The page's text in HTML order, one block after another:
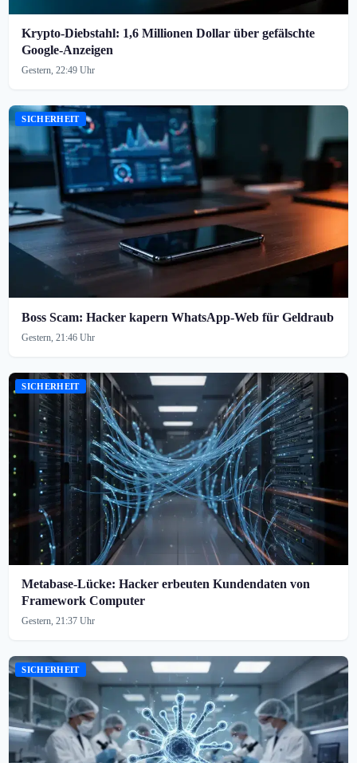
Krypto-Diebstahl: 1,6 Millionen Dollar über gefälschte
Google-Anzeigen
Gestern, 22:49 Uhr
SICHERHEIT
Boss Scam: Hacker kapern WhatsApp-Web für Geldraub
Gestern, 21:46 Uhr
SICHERHEIT
Metabase-Lücke: Hacker erbeuten Kundendaten von
Framework Computer
Gestern, 21:37 Uhr
SICHERHEIT